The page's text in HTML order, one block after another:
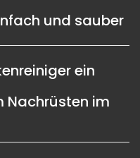
und sauber
ein
Nachrüsten im